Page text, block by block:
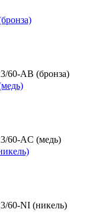
60-AB (бронза)
60-AC (медь)
60-NI (никель)